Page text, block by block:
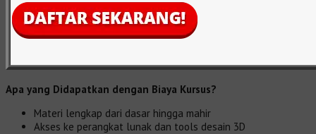
Apa yang Didapatkan dengan Biaya Kursus?
Materi lengkap dari dasar hingga mahir
Akses ke perangkat lunak dan tools desain 3D